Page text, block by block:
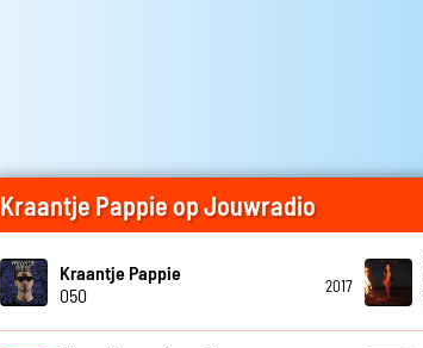
Kraantje Pappie op Jouwradio
Kraantje Pappie
050
2017